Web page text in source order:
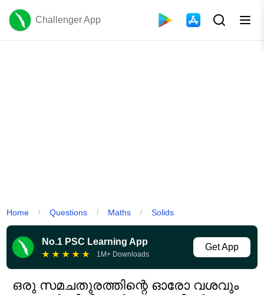
Challenger App
Home / Questions / Maths / Solids
No.1 PSC Learning App
★ ★ ★ ★ ★ 1M+ Downloads
Get App
ഒരു സമചതുരത്തിന്റെ ഓരോ വശവും